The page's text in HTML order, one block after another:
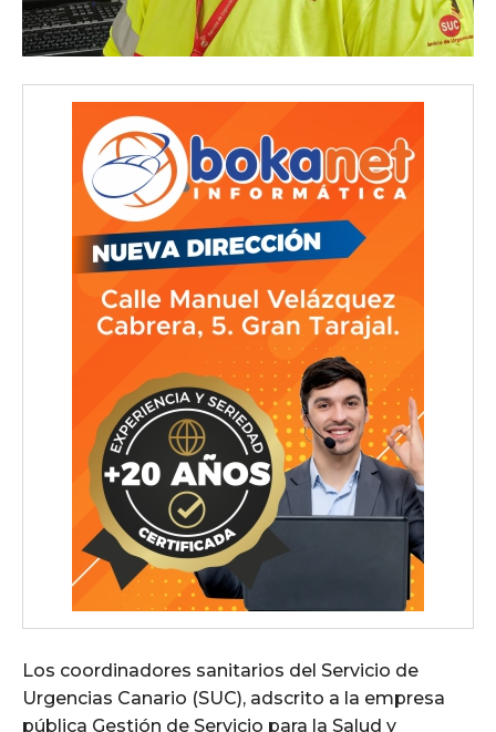
Los coordinadores sanitarios del Servicio de
Urgencias Canario (SUC), adscrito a la empresa
pública Gestión de Servicio para la Salud y